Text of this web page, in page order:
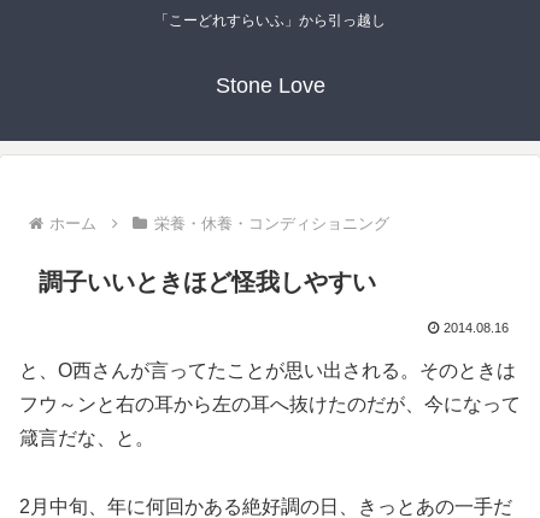
「こーどれすらいふ」から引っ越し
Stone Love
ホーム 栄養・休養・コンディショニング
調子いいときほど怪我しやすい
2014.08.16
と、O西さんが言ってたことが思い出される。そのときは
フウ～ンと右の耳から左の耳へ抜けたのだが、今になって
箴言だな、と。
2月中旬、年に何回かある絶好調の日、きっとあの一手だ